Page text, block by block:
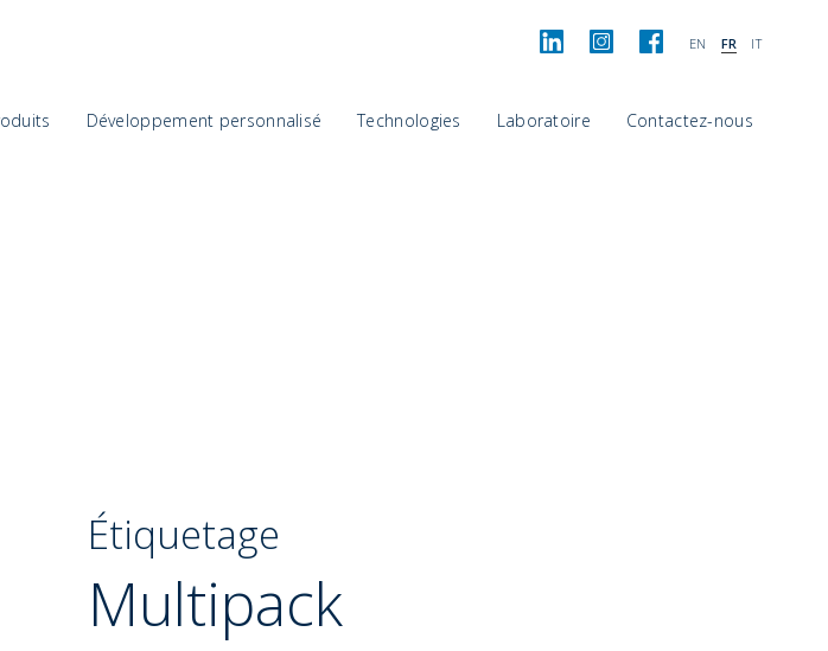
EN FR IT
Développement personnalisé Technologies Laboratoire Contactez-nous
Étiquetage
Multipack